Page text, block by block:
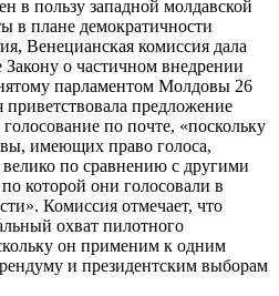
в пользу западной молдавской
в плане демократичности
Венецианская комиссия дала
о частичном внедрении
парламентом Молдовы 26
предложение
по почте, «поскольку
имеющих право голоса,
по сравнению с другими
которой они голосовали в
Комиссия отмечает, что
охват пилотного
он применим к одним
и президентским выборам